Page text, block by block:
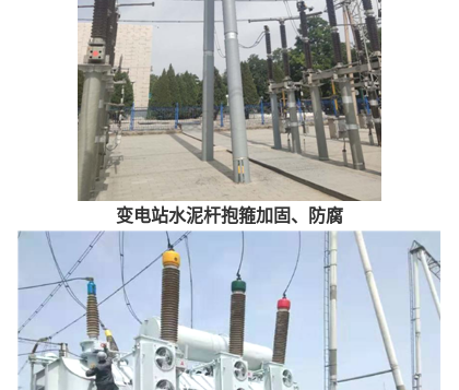
变电站水泥杆抱箍加固、防腐